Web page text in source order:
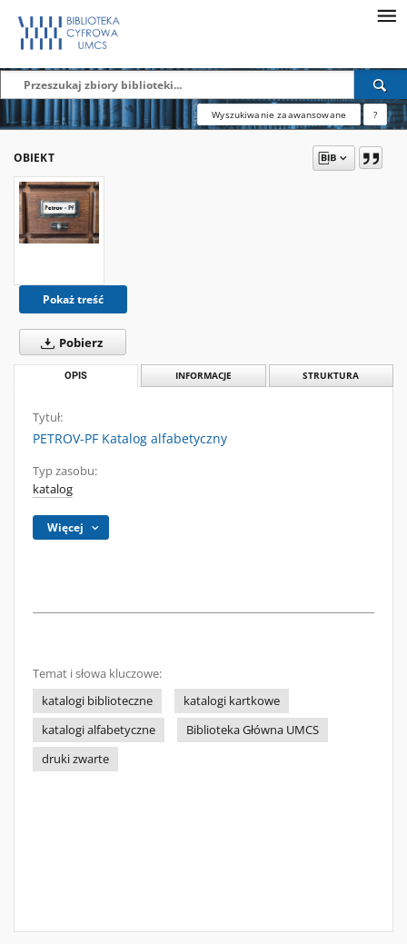
Wyszukiwanie zaawansowane ?
OBIEKT
Pokaż treść
Pobierz
OPIS INFORMACJE STRUKTURA
Tytuł:
PETROV-PF Katalog alfabetyczny
Typ zasobu:
katalog
Więcej
Temat i słowa kluczowe:
katalogi biblioteczne
katalogi kartkowe
katalogi alfabetyczne
Biblioteka Główna UMCS
druki zwarte